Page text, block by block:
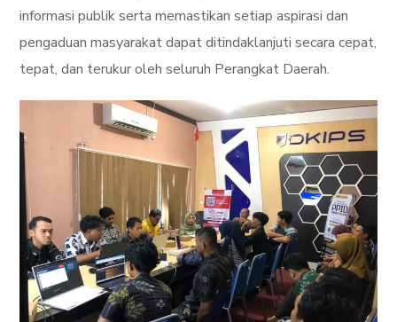
informasi publik serta memastikan setiap aspirasi dan
pengaduan masyarakat dapat ditindaklanjuti secara cepat,
tepat, dan terukur oleh seluruh Perangkat Daerah.